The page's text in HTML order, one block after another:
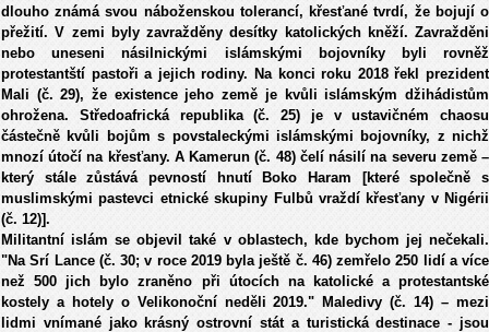
dlouho známá svou náboženskou tolerancí, křesťané tvrdí, že bojují o
přežití. V zemi byly zavražděny desítky katolických kněží. Zavražděni
nebo uneseni násilnickými islámskými bojovníky byli rovněž
protestantští pastoři a jejich rodiny. Na konci roku 2018 řekl prezident
Mali (č. 29), že existence jeho země je kvůli islámským džihádistům
ohrožena. Středoafrická republika (č. 25) je v ustavičném chaosu
částečně kvůli bojům s povstaleckými islámskými bojovníky, z nichž
mnozí útočí na křesťany. A Kamerun (č. 48) čelí násilí na severu země –
který stále zůstává pevností hnutí Boko Haram [které společně s
muslimskými pastevci etnické skupiny Fulbů vraždí křesťany v Nigérii
(č. 12)].
Militantní islám se objevil také v oblastech, kde bychom jej nečekali.
"Na Srí Lance (č. 30; v roce 2019 byla ještě č. 46) zemřelo 250 lidí a více
než 500 jich bylo zraněno při útocích na katolické a protestantské
kostely a hotely o Velikonoční neděli 2019." Maledivy (č. 14) – mezi
lidmi vnímané jako krásný ostrovní stát a turistická destinace - jsou